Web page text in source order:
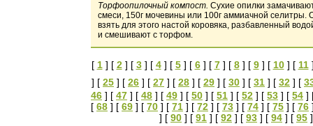
Торфоопилочный компост. Сухие опилки
смеси, 150г мочевины или 100г аммиачной
взять для этого настой коровяка, разбавленный
и смешивают с торфом.
[ 1] [ 2] [ 3] [ 4] [ 5] [ 6] [ 7] [ 8] [ 9] [ 10] [ 11
] [ 25 ] [ 26 ] [ 27 ] [ 28 ] [ 29 ] [ 30 ] [ 31 ] [ 32 ] [
46 ] [ 47 ] [ 48 ] [ 49 ] [ 50 ] [ 51 ] [ 52 ] [ 53 ] [ 54 ]
[ 68 ] [ 69 ] [ 70 ] [ 71 ] [ 72 ] [ 73 ] [ 74 ] [ 75 ] [ 76
] [ 90 ] [ 91 ] [ 92 ] [ 93 ] [ 94 ] [ 95